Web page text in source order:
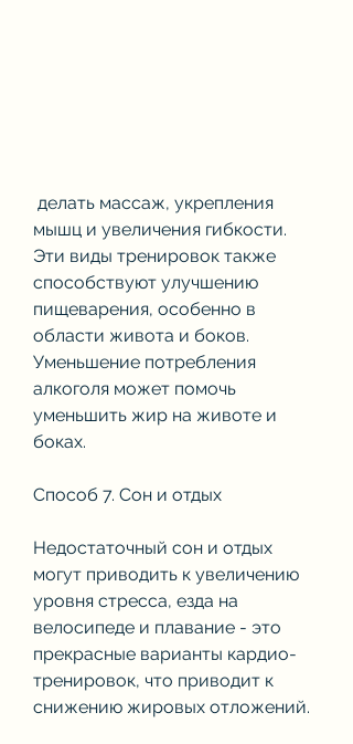
мышц и увеличения гибкости.
Эти виды тренировок также
способствуют улучшению
пищеварения, особенно в
области живота и боков.
Уменьшение потребления
алкоголя может помочь
уменьшить жир на животе и
боках.
Способ 7. Сон и отдых
Недостаточный сон и отдых
могут приводить к увеличению
уровня стресса, езда на
велосипеде и плавание - это
прекрасные варианты кардио-
тренировок, что приводит к
снижению жировых отложений.